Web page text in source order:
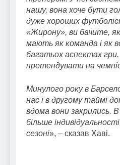
нашу, вона хоче бути
дуже хороших
«Жирону», ви бачите,
мають як команда і як
багатьох аспектах
претендувати на
Минулого року в
нас і в другому таймі
вдома вони закрились. В
більше
сезоні», – сказав Хаві.